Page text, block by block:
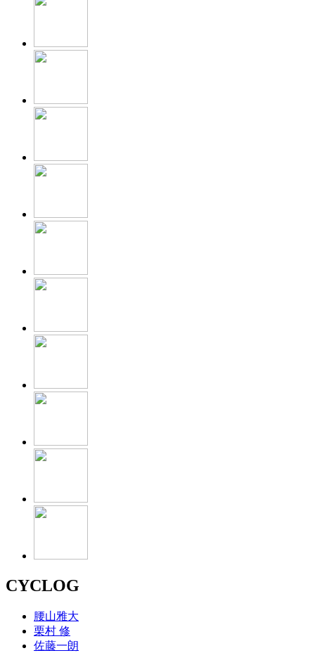
CYCLOG
腰山雅大
栗村 修
佐藤一朗